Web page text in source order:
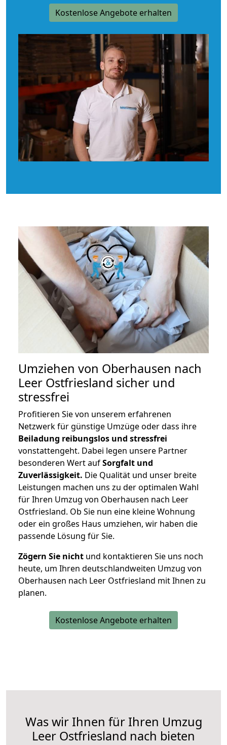
Kostenlose Angebote erhalten
Umziehen von Oberhausen nach
Leer Ostfriesland sicher und
stressfrei
Profitieren Sie von unserem erfahrenen
Netzwerk für günstige Umzüge oder dass ihre
Beiladung reibungslos und stressfrei
vonstattengeht. Dabei legen unsere Partner
besonderen Wert aufSorgfalt und
Zuverlässigkeit. Die Qualität und unser breite
Leistungen machen uns zu der optimalen Wahl
für Ihren Umzug von Oberhausen nach Leer
Ostfriesland. Ob Sie nun eine kleine Wohnung
oder ein großes Haus umziehen, wir haben die
passende Lösung für Sie.
Zögern Sie nicht und kontaktieren Sie uns noch
heute, um Ihren deutschlandweiten Umzug von
Oberhausen nach Leer Ostfriesland mit Ihnen zu
planen.
Kostenlose Angebote erhalten
Was wir Ihnen für Ihren Umzug
Leer Ostfriesland nach bieten